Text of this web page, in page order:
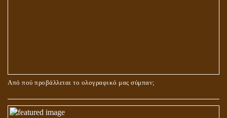
Από πού προβάλλεται το ολογραφικό μας σύμπαν;
ΑΓΑΠΗ: ΚΑΤΑΣΤΑΣΗ Ή ΣΥΝΑΙΣΘΗΜΑ?